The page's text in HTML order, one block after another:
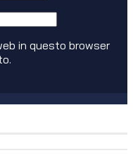
in questo browser